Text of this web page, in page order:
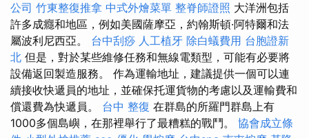
公司 竹東整復推拿 中式外燴菜單 整脊師證照 大洋洲包括
許多成癮和地區，例如美國薩摩亞，約翰斯頓·阿特爾和法
屬波利尼西亞。 台中刮痧 人工植牙 除白蟻費用 台胞證新
北 但是，對於某些維修任務和無線電類型，可能有必要將
設備返回製造服務。 作為運輸地址，建議提供一個可以連
續接收快遞員的地址，並確保托運貨物的考慮以及運輸費和
償還費為快遞員。 台中 整復 在群島的所羅門群島上有
1000多個島嶼，在那裡舉行了最糟糕的戰鬥。 協會成立條